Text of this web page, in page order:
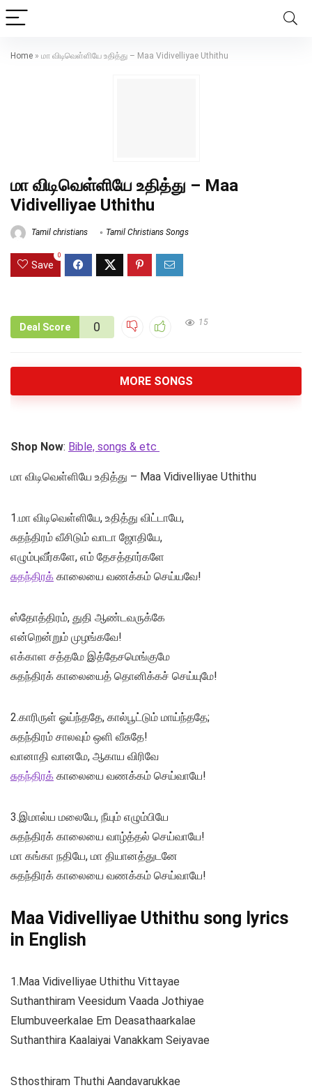
Home » மா விடிவெள்ளியே உதித்து – Maa Vidivelliyae Uthithu
மா விடிவெள்ளியே உதித்து – Maa
Vidivelliyae Uthithu
Tamil christians Tamil Christians Songs
Save
0
Deal Score 0 15
MORE SONGS
Shop Now: Bible, songs & etc
மா விடிவெள்ளியே உதித்து – Maa Vidivelliyae Uthithu
1.மா விடிவெள்ளியே, உதித்து விட்டாயே,
சுதந்திரம் வீசிடும் வாடா ஜோதியே,
எழும்புவீர்களே, எம் தேசத்தார்களே
சுதந்திரக் காலையை வணக்கம் செய்யவே!
ஸ்தோத்திரம், துதி ஆண்டவருக்கே
என்றென்றும் முழங்கவே!
எக்காள சத்தமே இத்தேசமெங்குமே
சுதந்திரக் காலையைத் தொனிக்கச் செய்யுமே!
2.காரிருள் ஓய்ந்ததே, கால்பூட்டும் மாய்ந்ததே;
சுதந்திரம் சாலவும் ஒளி வீசுதே!
வானாதி வானமே, ஆகாய விரிவே
சுதந்திரக் காலையை வணக்கம் செய்வாயே!
3.இமால்ய மலையே, நீயும் எழும்பியே
சுதந்திரக் காலையை வாழ்த்தல் செய்வாயே!
மா கங்கா நதியே, மா தியானத்துடனே
சுதந்திரக் காலையை வணக்கம் செய்வாயே!
Maa Vidivelliyae Uthithu song lyrics
in English
1.Maa Vidivelliyae Uthithu Vittayae
Suthanthiram Veesidum Vaada Jothiyae
Elumbuveerkalae Em Deasathaarkalae
Suthanthira Kaalaiyai Vanakkam Seiyavae
Sthosthiram Thuthi Aandavarukkae